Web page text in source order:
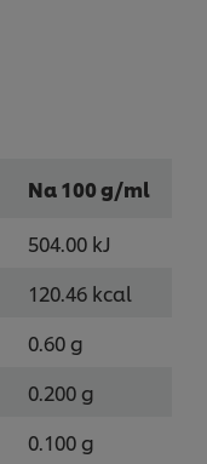
Na 100 g/ml
504.00 kJ
120.46 kcal
0.60 g
0.200 g
0.100 g